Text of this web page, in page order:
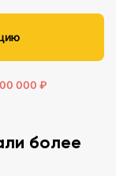
000 ₽
более